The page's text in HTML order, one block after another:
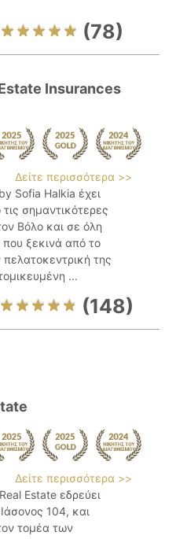
(78)
Insurances
Δείτε περισσότερα >>
Sofia Halkia έχει
σημαντικότερες
Βόλο και σε όλη
που ξεκινά από το
πελατοκεντρική της
...
(148)
Δείτε περισσότερα >>
Estate εδρεύει
104, και
τομέα των